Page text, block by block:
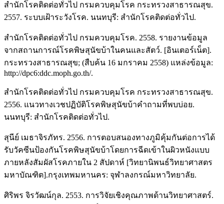
สำนักโรคติดต่อทั่วไป กรมควบคุมโรค กระทรวงสาธารณสุข.
2557. ระบบเฝ้าระวังโรค. นนทบุรี: สำนักโรคติดต่อทั่วไป.
สำนักโรคติดต่อทั่วไป กรมควบคุมโรค. 2558. รายงานข้อมูล
จากสถานการณ์โรคพิษสุนัขบ้าในคนและสัตว์. [อินเตอร์เน็ต].
กระทรวงสาธารณสุข; (สืบค้น 16 มกราคม 2558) แหล่งข้อมูล:
http://dpc6:ddc.moph.go.th/.
สำนักโรคติดต่อทั่วไป กรมควบคุมโรค กระทรวงสาธารณสุข.
2556. แนวทางเวชปฏิบัติโรคพิษสุนัขบ้าคำถามที่พบบ่อย.
นนทบุรี: สำนักโรคติดต่อทั่วไป.
สุนีย์ เมธาจิรภัทร. 2556. การตอบสนองทางภูมิคุ้มกันต่อการได้
รับวัคซีนป้องกันโรคพิษสุนัขบ้าโดยการฉีดเข้าในผิวหนังแบบ
ภายหลังสัมผัสโรคภายใน 2 สัปดาห์ [วิทยานิพนธ์วิทยาศาสตร
มหาบัณฑิต].กรุงเทพมหานคร: จุฬาลงกรณ์มหาวิทยาลัย.
ศิริพร จิรวัฒน์กุล. 2553. การวิจัยเชิงคุณภาพด้านวิทยาศาสตร์.